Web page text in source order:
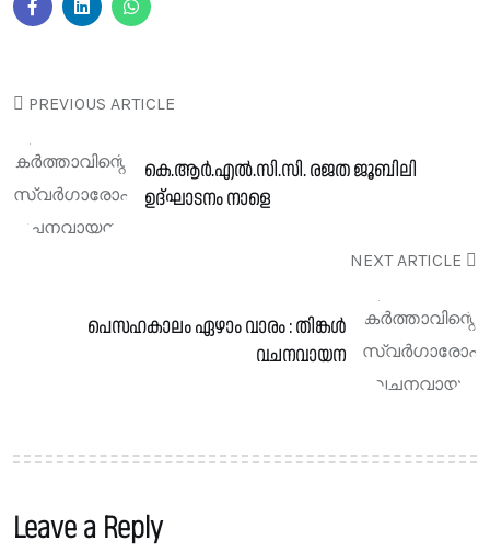
PREVIOUS ARTICLE
കെ.ആർ.എൽ.സി.സി. രജത ജൂബിലി
ഉദ്ഘാടനം നാളെ
NEXT ARTICLE
പെസഹകാലം ഏഴാം വാരം : തിങ്കൾ
വചനവായന
Leave a Reply